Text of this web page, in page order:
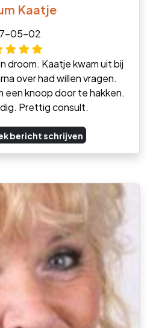
Kaatje
05-02
droom. Kaatje kwam uit bij
over had willen vragen.
een knoop door te hakken.
Prettig consult.
bericht schrijven